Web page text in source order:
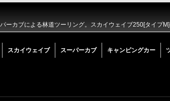
ーカブによる林道ツーリング。スカイウェイブ250[タイプ
スカイウェイブ スーパーカブ キャンピングカー